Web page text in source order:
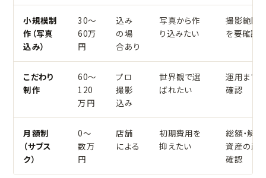
小規模制
作（写真
込み）
30〜
60万
円
込み
の場
合あり
写真から作
り込みたい
撮影範囲
を要確認
こだわり
制作
60〜
120
万円
プロ
撮影
込み
世界観で選
ばれたい
運用まで
確認
月額制
（サブス
ク）
0〜
数万
円
店舗
による
初期費用を
抑えたい
総額・解約
資産の所
確認